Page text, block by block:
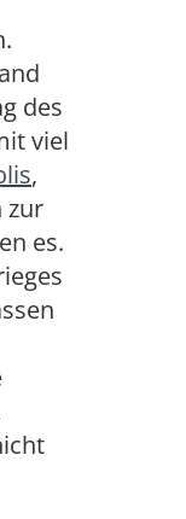
des
viel
,
zur
es.